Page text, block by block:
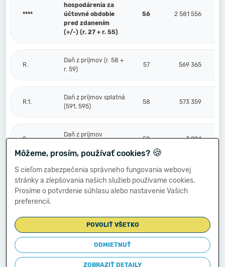
****
hospodárenia za
účtovné obdobie
pred zdanením
(+/-) (r. 27 + r. 55)
56 2 581 556
R.
Daň z príjmov (r. 58 +
r. 59)
57 569 365
R.1.
Daň z príjmov splatná
(591, 595)
58 573 359
2.
Daň z príjmov
59 -3 994
S.
Prevod podielov na
výsledku
hospodárenia
60
****
Výsledok
hospodárenia za
účtovné obdobie po
zdanení (+/-) (r. 56
61 2 012 191
Môžeme, prosím, používať cookies? 🍪
S cieľom zabezpečenia správneho fungovania webovej
stránky a zlepšovania našich služieb používame cookies.
Prosíme o potvrdenie súhlasu alebo nastavenie Vašich
preferencií.
POVOLIŤ VŠETKO
ODMIETNUŤ
ZOBRAZIŤ DETAILY